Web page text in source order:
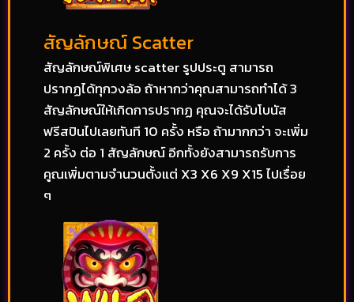
สัญลักษณ์ Scatter
สัญลักษณ์พิเศษ scatter รูปประตู สามารถ
ปรากฏได้ทุกวงล้อ ถ้าหากว่าคุณสามารถทำได้ 3
สัญลักษณ์ให้เกิดการปรากฏ คุณจะได้รับโบนัส
ฟรีสปินไปเลยทันที 10 ครั้ง หรือ ถ้ามากกว่า จะเพิ่ม
2 ครั้ง ต่อ 1 สัญลักษณ์ อีกทั้งยังสามารถรับการ
คูณเพิ่มตามจำนวนตั้งแต่ X3 X6 X9 X15 ไปเรื่อย
ๆ